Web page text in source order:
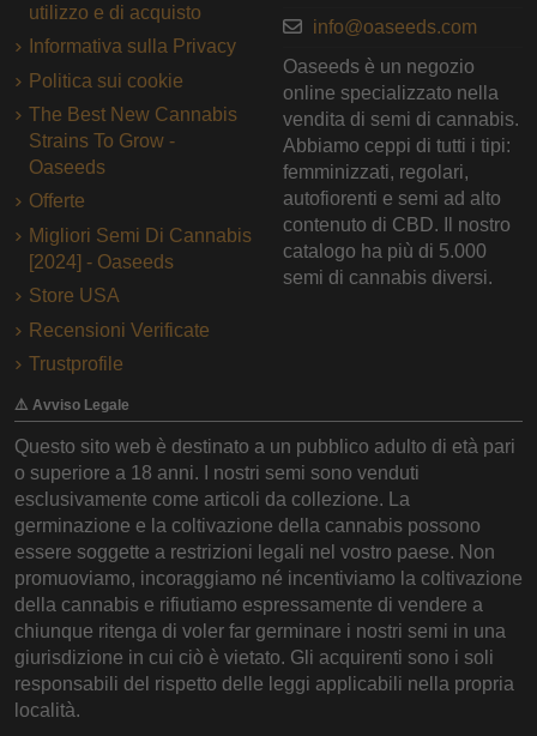
utilizzo e di acquisto
Informativa sulla Privacy
Politica sui cookie
The Best New Cannabis
Strains To Grow -
Oaseeds
Offerte
Migliori Semi Di Cannabis
[2024] - Oaseeds
Store USA
Recensioni Verificate
Trustprofile
info@oaseeds.com
Oaseeds è un negozio
online specializzato nella
vendita di semi di cannabis.
Abbiamo ceppi di tutti i tipi:
femminizzati, regolari,
autofiorenti e semi ad alto
contenuto di CBD. Il nostro
catalogo ha più di 5.000
semi di cannabis diversi.
⚠️ Avviso Legale
Questo sito web è destinato a un pubblico adulto di età pari
o superiore a 18 anni. I nostri semi sono venduti
esclusivamente come articoli da collezione. La
germinazione e la coltivazione della cannabis possono
essere soggette a restrizioni legali nel vostro paese. Non
promuoviamo, incoraggiamo né incentiviamo la coltivazione
della cannabis e rifiutiamo espressamente di vendere a
chiunque ritenga di voler far germinare i nostri semi in una
giurisdizione in cui ciò è vietato. Gli acquirenti sono i soli
responsabili del rispetto delle leggi applicabili nella propria
località.